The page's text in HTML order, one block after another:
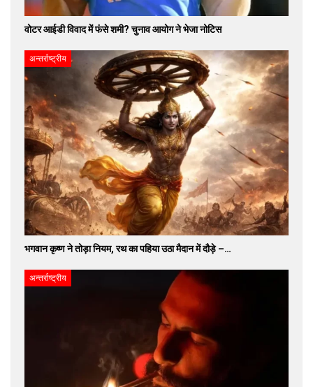
वोटर आईडी विवाद में फंसे शमी? चुनाव आयोग ने भेजा नोटिस
अन्तर्राष्ट्रीय
भगवान कृष्ण ने तोड़ा नियम, रथ का पहिया उठा मैदान में दौड़े –…
अन्तर्राष्ट्रीय